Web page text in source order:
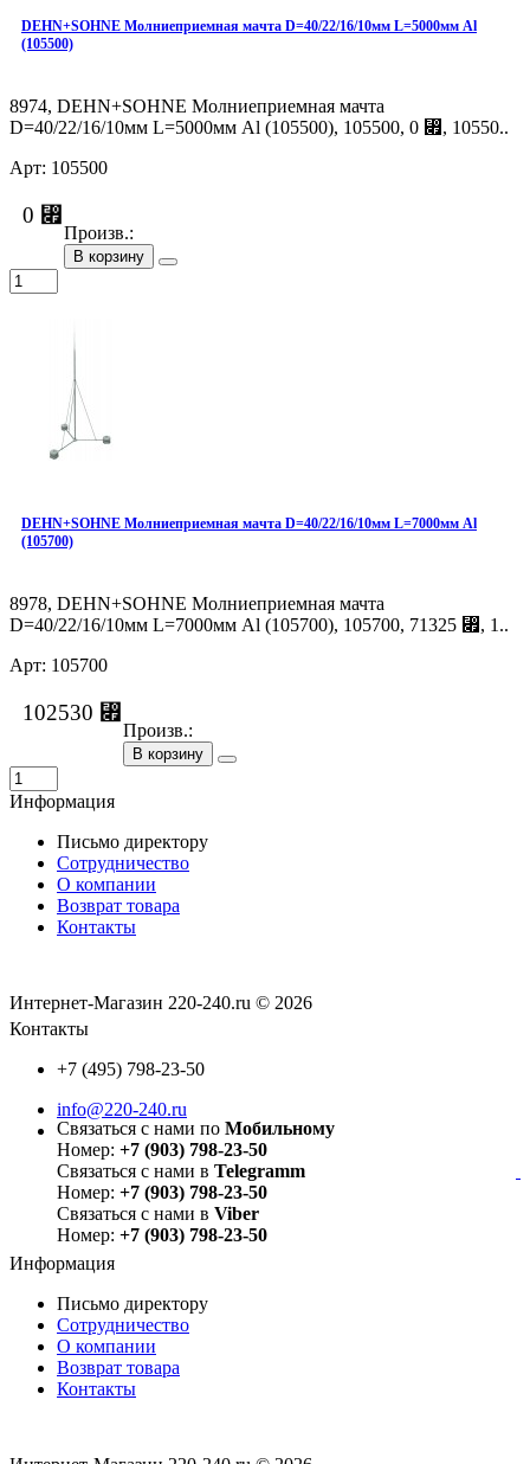
DEHN+SOHNE Молниеприемная мачта D=40/22/16/10мм L=5000мм Al
(105500)
8974, DEHN+SOHNE Молниеприемная мачта
D=40/22/16/10мм L=5000мм Al (105500), 105500, 0 ⃏, 10550..
Арт: 105500
0 ⃏
Произв.:
В корзину
DEHN+SOHNE Молниеприемная мачта D=40/22/16/10мм L=7000мм Al
(105700)
8978, DEHN+SOHNE Молниеприемная мачта
D=40/22/16/10мм L=7000мм Al (105700), 105700, 71325 ⃏, 1..
Арт: 105700
102530 ⃏
Произв.:
В корзину
Информация
Письмо директору
Сотрудничество
О компании
Возврат товара
Контакты
Интернет-Магазин 220-240.ru © 2026
Контакты
+7 (495) 798-23-50
info@220-240.ru
Связаться с нами по Мобильному
Номер: +7 (903) 798-23-50
Связаться с нами в Telegramm
Номер: +7 (903) 798-23-50
Связаться с нами в Viber
Номер: +7 (903) 798-23-50
Информация
Письмо директору
Сотрудничество
О компании
Возврат товара
Контакты